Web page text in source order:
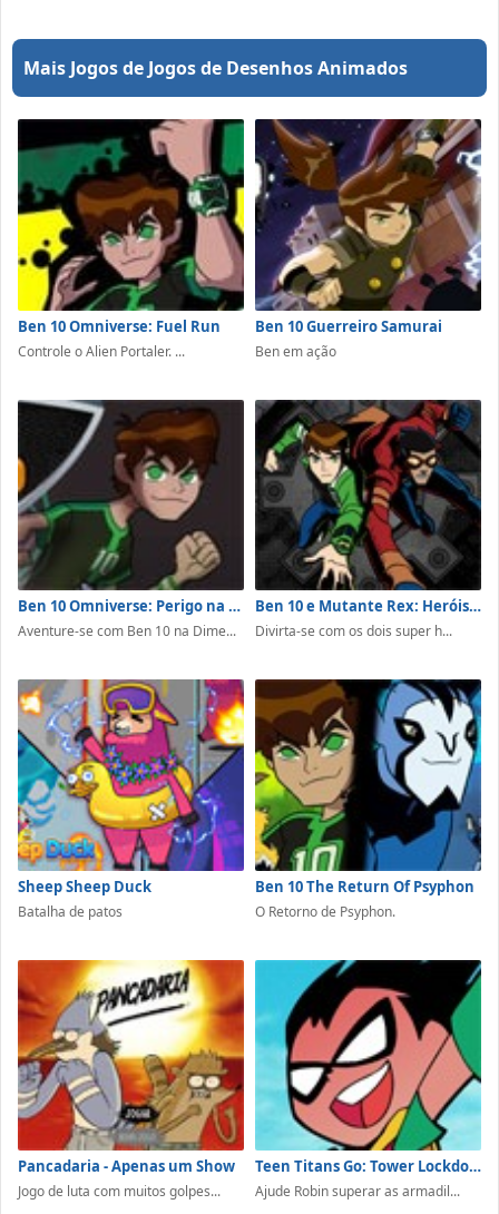
Mais Jogos de Jogos de Desenhos Animados
Ben 10 Omniverse: Fuel Run
Controle o Alien Portaler. ...
Ben 10 Guerreiro Samurai
Ben em ação
Ben 10 Omniverse: Perigo na Dimensão 12
Aventure-se com Ben 10 na Dime...
Ben 10 e Mutante Rex: Heróis Unidos
Divirta-se com os dois super h...
Sheep Sheep Duck
Batalha de patos
Ben 10 The Return Of Psyphon
O Retorno de Psyphon.
Pancadaria - Apenas um Show
Jogo de luta com muitos golpes...
Teen Titans Go: Tower Lockdown
Ajude Robin superar as armadil...